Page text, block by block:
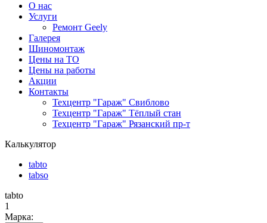
О нас
Услуги
Ремонт Geely
Галерея
Шиномонтаж
Цены на ТО
Цены на работы
Акции
Контакты
Техцентр "Гараж" Свиблово
Техцентр "Гараж" Тёплый стан
Техцентр "Гараж" Рязанский пр-т
Калькулятор
tabto
tabso
tabto
1
Марка: